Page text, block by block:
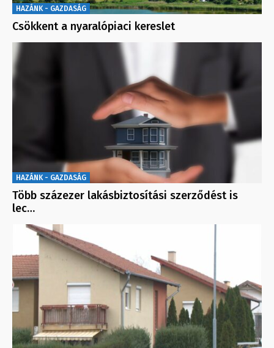
HAZÁNK - GAZDASÁG
Csökkent a nyaralópiaci kereslet
HAZÁNK - GAZDASÁG
Több százezer lakásbiztosítási szerződést is
lec…